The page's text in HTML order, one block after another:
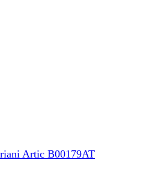
Artic В00179AT